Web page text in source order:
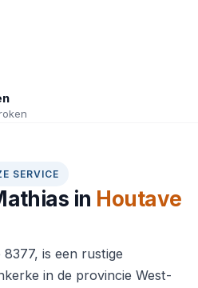
SERVICE
in Houtave
is een rustige
in de provincie West-